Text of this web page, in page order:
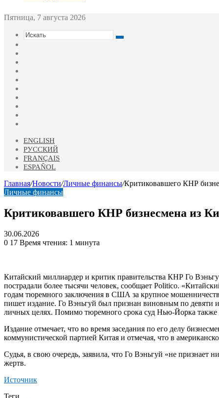
Пятница, 7 августа 2026
Искать
ENGLISH
РУССКИЙ
FRANÇAIS
ESPAÑOL
Главная/Новости/Личные финансы/Критиковавшего КНР
Личные финансы
Критиковавшего КНР бизнесмена из
30.06.2026
0 17 Время чтения: 1 минута
Китайский миллиардер и критик правительства КНР Го
пострадали более тысячи человек, сообщает Politico.
годам тюремного заключения в США за крупное
пишет издание. Го Вэньгуй был признан виновным по девяти
личных целях. Помимо тюремного срока суд Нью-Йорка также
Издание отмечает, что во время заседания по его делу
коммунистической партией Китая и отмечая, что в
Судья, в свою очередь, заявила, что Го Вэньгуй «не признает
жертв.
Источник
Теги